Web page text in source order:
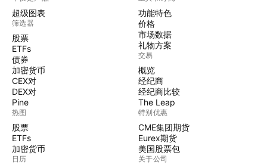
超级图表
筛选器
股票
ETFs
债券
加密货币
CEX对
DEX对
Pine
热图
股票
ETFs
加密货币
日历
功能特色
价格
市场数据
礼物方案
交易
概览
经纪商
经纪商比较
The Leap
特别优惠
CME集团期货
Eurex期货
美国股票包
关于公司